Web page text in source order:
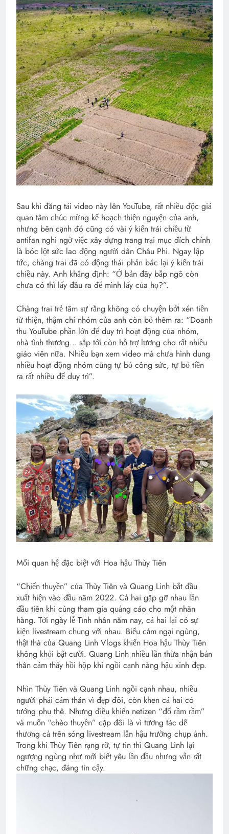
Sau khi đăng tải video này lên YouTube, rất nhiều độc giả
quan tâm chúc mừng kế hoạch thiện nguyện của anh,
nhưng bên cạnh đó cũng có vài ý kiến trái chiều từ
antifan nghi ngờ việc xây dựng trang trại mục đích chính
là bóc lột sức lao động người dân Châu Phi. Ngay lập
tức, chàng trai đã có động thái phản bác lại ý kiến trái
chiều này. Anh khẳng định: “Ở bản đây bắp ngô còn
chưa có thì lấy đâu ra để mình lấy của họ?”.
Chàng trai trẻ tâm sự rằng không có chuyện bớt xén tiền
từ thiện, thậm chí nhóm của anh còn bỏ thêm ra: “Doanh
thu YouTube phần lớn để duy trì hoạt động của nhóm,
nhà tình thương… sắp tới còn hỗ trợ lương cho rất nhiều
giáo viên nữa. Nhiều bạn xem video mà chưa hình dung
nhiều hoạt động nhóm cũng tự bỏ công sức, tự bỏ tiền
ra rất nhiều để duy trì”.
Mối quan hệ đặc biệt với Hoa hậu Thùy Tiên
“Chiến thuyền” của Thùy Tiên và Quang Linh bắt đầu
xuất hiện vào đầu năm 2022. Cả hai gặp gỡ nhau lần
đầu tiên khi cùng tham gia quảng cáo cho một nhãn
hàng. Tới ngày lễ Tình nhân năm nay, cả hai lại có sự
kiện livestream chung với nhau. Biểu cảm ngại ngùng,
thật thà của Quang Linh Vlogs khiến Hoa hậu Thùy Tiên
không khỏi bật cười. Quang Linh nhiều lần thừa nhận bản
thân cảm thấy hồi hộp khi ngồi cạnh nàng hậu xinh đẹp.
Nhìn Thùy Tiên và Quang Linh ngồi cạnh nhau, nhiều
người phải cảm thán vì đẹp đôi, còn khen cả hai có
tướng phu thê. Nhưng điều khiến netizen “đổ rầm rầm”
và muốn “chèo thuyền” cặp đôi là vì tương tác dễ
thương cả trên sóng livestream lẫn hậu trường chụp ảnh.
Trong khi Thùy Tiên rạng rỡ, tự tin thì Quang Linh lại
ngượng ngùng như mới biết yêu lần đầu nhưng vẫn rất
chững chạc, đáng tin cậy.